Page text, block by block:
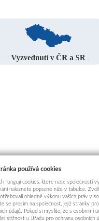
Vyzvednutí v ČR a SR
používá cookies
fungují cookies, které naše společnosti
naleznete popsané níže v tabulce.
ohledně výkonu vašich práv v
se prosím na společnost, jejíž stránky
údajů. Pokud si myslíte, že s osobními
stížnost u Úřadu pro ochranu osobních